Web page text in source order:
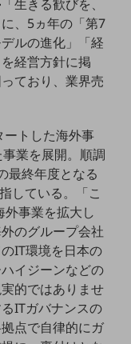
します
ドウで開きます
生きる歓びを、
、5ヵ年の「第7
ルの進化」「経
経営方針に掲
ており、業界売
トした海外事
業を展開。順調
最終年度となる
している。「こ
事業を拡大し
のグループ会社
IT環境を日本の
イジーンなどの
的ではありませ
ITガバナンスの
点で自律的にガ